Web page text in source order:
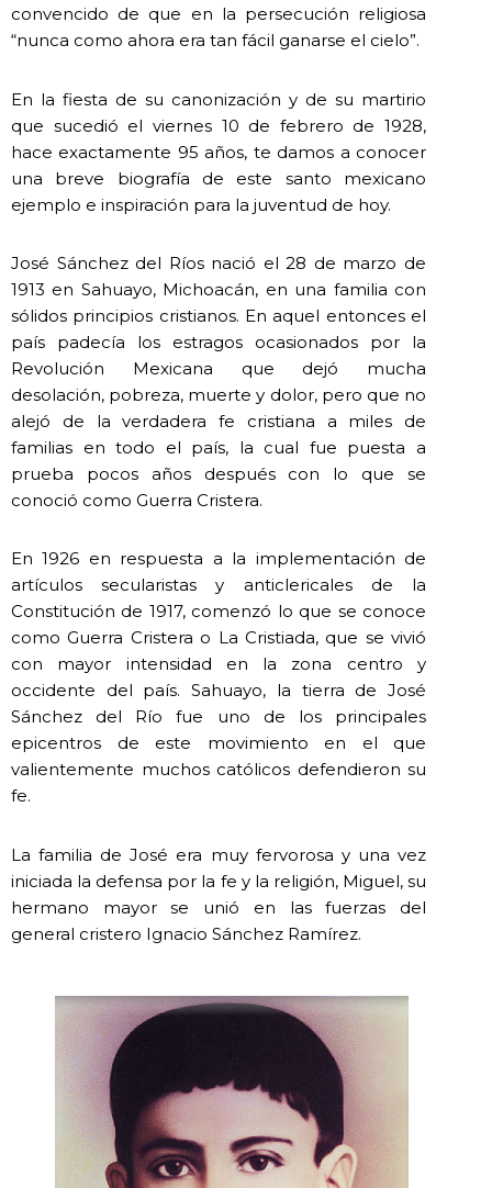
convencido de que en la persecución religiosa
“nunca como ahora era tan fácil ganarse el cielo”.
En la fiesta de su canonización y de su martirio
que sucedió el viernes 10 de febrero de 1928,
hace exactamente 95 años, te damos a conocer
una breve biografía de este santo mexicano
ejemplo e inspiración para la juventud de hoy.
José Sánchez del Ríos nació el 28 de marzo de
1913 en Sahuayo, Michoacán, en una familia con
sólidos principios cristianos. En aquel entonces el
país padecía los estragos ocasionados por la
Revolución Mexicana que dejó mucha
desolación, pobreza, muerte y dolor, pero que no
alejó de la verdadera fe cristiana a miles de
familias en todo el país, la cual fue puesta a
prueba pocos años después con lo que se
conoció como Guerra Cristera.
En 1926 en respuesta a la implementación de
artículos secularistas y anticlericales de la
Constitución de 1917, comenzó lo que se conoce
como Guerra Cristera o La Cristiada, que se vivió
con mayor intensidad en la zona centro y
occidente del país. Sahuayo, la tierra de José
Sánchez del Río fue uno de los principales
epicentros de este movimiento en el que
valientemente muchos católicos defendieron su
fe.
La familia de José era muy fervorosa y una vez
iniciada la defensa por la fe y la religión, Miguel, su
hermano mayor se unió en las fuerzas del
general cristero Ignacio Sánchez Ramírez.